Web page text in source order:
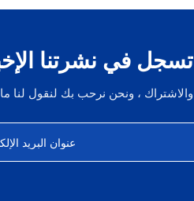
تسجل في نشرتنا